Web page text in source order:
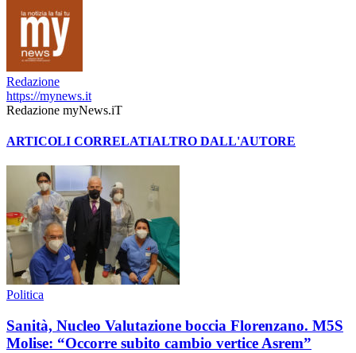
Redazione
https://mynews.it
Redazione myNews.iT
ARTICOLI CORRELATIALTRO DALL'AUTORE
Politica
Sanità, Nucleo Valutazione boccia Florenzano. M5S
Molise: “Occorre subito cambio vertice Asrem”